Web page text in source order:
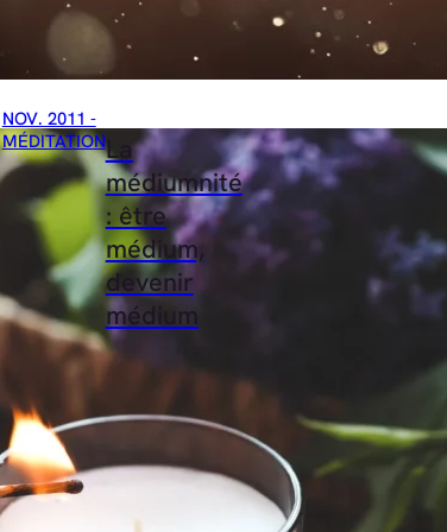
NOV. 2011 -
MÉDITATIONLa
médiumnité
: être
médium,
devenir
médium